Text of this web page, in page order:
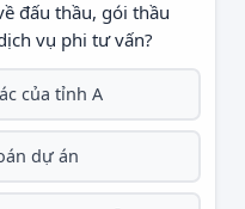
đấu thầu, gói thầu
vụ phi tư vấn?
của tỉnh A
dự án